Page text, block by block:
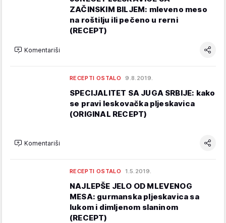
ZAČINSKIM BILJEM: mleveno meso
na roštilju ili pečeno u rerni
(RECEPT)
Komentariši
RECEPTI OSTALO 9.8.2019.
SPECIJALITET SA JUGA SRBIJE: kako
se pravi leskovačka pljeskavica
(ORIGINAL RECEPT)
Komentariši
RECEPTI OSTALO 1.5.2019.
NAJLEPŠE JELO OD MLEVENOG
MESA: gurmanska pljeskavica sa
lukom i dimljenom slaninom
(RECEPT)